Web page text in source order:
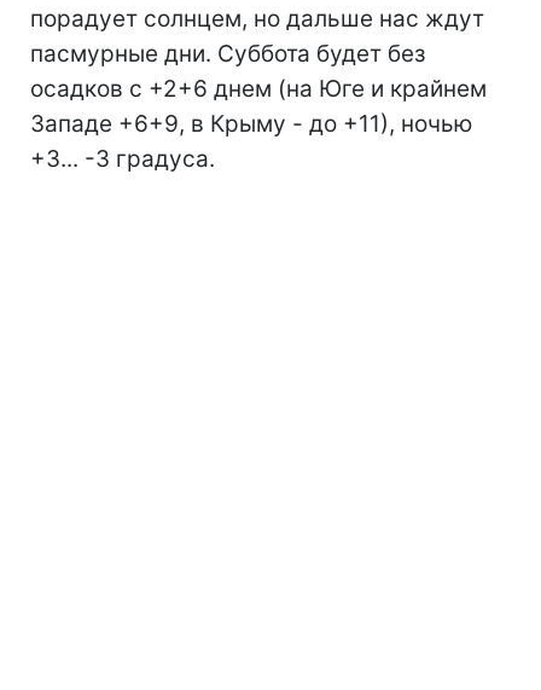
порадует солнцем, но дальше нас ждут
пасмурные дни. Суббота будет без
осадков с +2+6 днем (на Юге и крайнем
Западе +6+9, в Крыму - до +11), ночью
+3... -3 градуса.